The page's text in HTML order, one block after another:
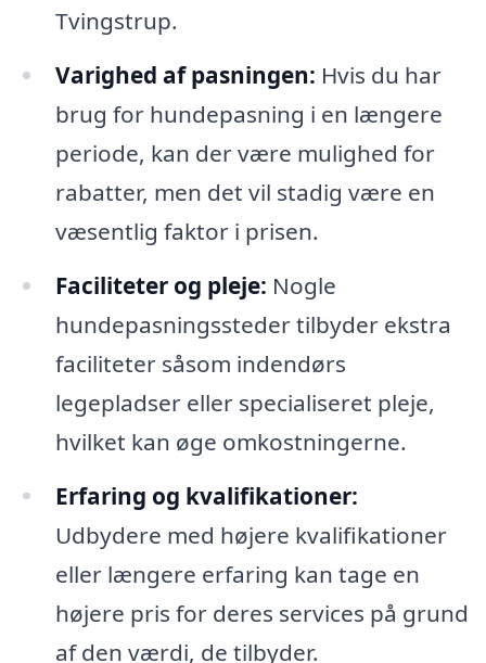
Tvingstrup.
Varighed af pasningen: Hvis du har
brug for hundepasning i en længere
periode, kan der være mulighed for
rabatter, men det vil stadig være en
væsentlig faktor i prisen.
Faciliteter og pleje: Nogle
hundepasningssteder tilbyder ekstra
faciliteter såsom indendørs
legepladser eller specialiseret pleje,
hvilket kan øge omkostningerne.
Erfaring og kvalifikationer:
Udbydere med højere kvalifikationer
eller længere erfaring kan tage en
højere pris for deres services på grund
af den værdi, de tilbyder.